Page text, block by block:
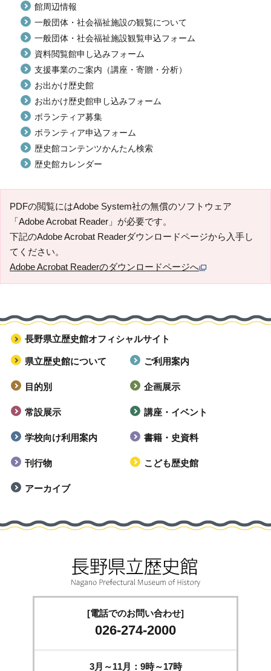
館周辺情報
一般団体・社会福祉施設の観覧について
一般団体・社会福祉施設観覧申込フォーム
資料閲覧館申し込みフォーム
支援事業のご案内（講座・寄贈・分析）
お出かけ歴史館
お出かけ歴史館申し込みフォーム
ボランティア募集
ボランティア申込フォーム
歴史館コンテンツかんたん検索
歴史館カレンダー
PDFの閲覧にはAdobe System社の無償のソフトウェア
「Adobe Acrobat Reader」が必要です。
下記のAdobe Acrobat Readerダウンロードページから入手し
てください。
Adobe Acrobat Readerのダウンロードページへ
長野県立歴史館オフィシャルサイト
県立歴史館について ご利用案内
目的別 企画展示
常設展示 講座・イベント
学校向け利用案内 書籍・史資料
刊行物 こども歴史館
アーカイブ
[電話でのお問い合わせ]
026-274-2000
3月～11月：9時～17時